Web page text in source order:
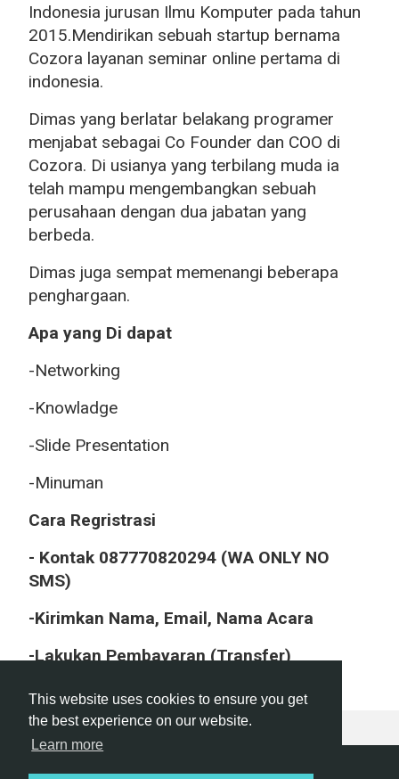
This website uses cookies to ensure you get
the best experience on our website.
Learn more
Indonesia jurusan Ilmu Komputer pada tahun
2015.Mendirikan sebuah startup bernama
Cozora layanan seminar online pertama di
indonesia.
Dimas yang berlatar belakang programer
menjabat sebagai Co Founder dan COO di
Cozora. Di usianya yang terbilang muda ia
telah mampu mengembangkan sebuah
perusahaan dengan dua jabatan yang
berbeda.
Dimas juga sempat memenangi beberapa
penghargaan.
Apa yang Di dapat
-Networking
-Knowladge
-Slide Presentation
-Minuman
Cara Regristrasi
- Kontak 087770820294 (WA ONLY NO
SMS)
-Kirimkan Nama, Email, Nama Acara
-Lakukan Pembayaran (Transfer)